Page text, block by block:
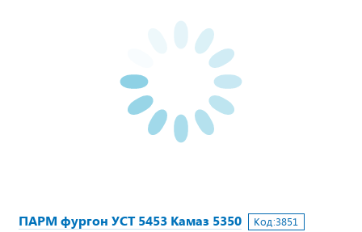
ПАРМ фургон УСТ 5453 Камаз 5350 Код:3851